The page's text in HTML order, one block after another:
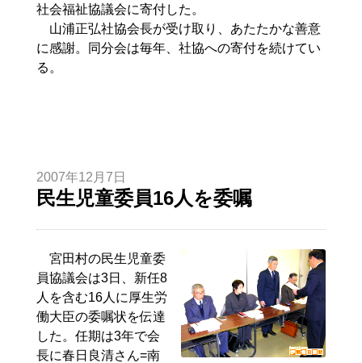
社会福祉協議会に寄付した。
山浦正弘社協会長が受け取り、あたたかな善意
に感謝。同分会は毎年、社協への寄付を続けてい
る。
2007年12月7日
民生児童委員16人を委嘱
宮田村の民生児童委
員協議会は3日、新任8
人を含む16人に厚生労
働大臣の委嘱状を伝達
した。任期は3年で会
長に春日良清さん=南